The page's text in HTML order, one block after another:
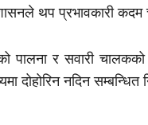
थप प्रभावकारी
र सवारी चालकको
दोहोरिन नदिन